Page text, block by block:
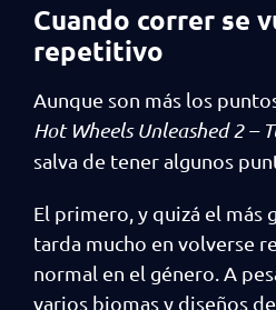
Cuando correr se
repetitivo
Aunque son más los
Hot Wheels Unleashed 2 –
salva de tener algunos
El primero, y quizá el más
tarda mucho en volverse
normal en el género. A
varios biomas y diseños